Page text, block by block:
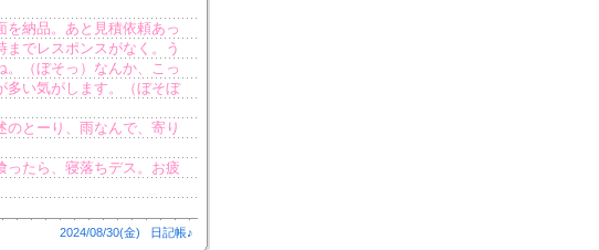
納品。あと見積依頼あっ
でレスポンスがなく。う
。（ぼそっ）なんか、こっ
多い気がします。（ぼそぼ
とーり、雨なんで、寄り
たら、寝落ちデス。お疲
2024/08/30(金) 日記帳♪